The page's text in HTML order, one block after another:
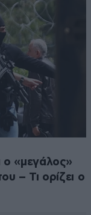
ο «μεγάλος»
– Τι ορίζει ο